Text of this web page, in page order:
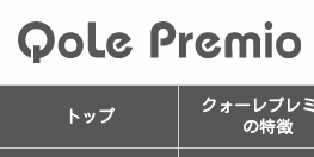
トップ
クォーレプレ
の特徴